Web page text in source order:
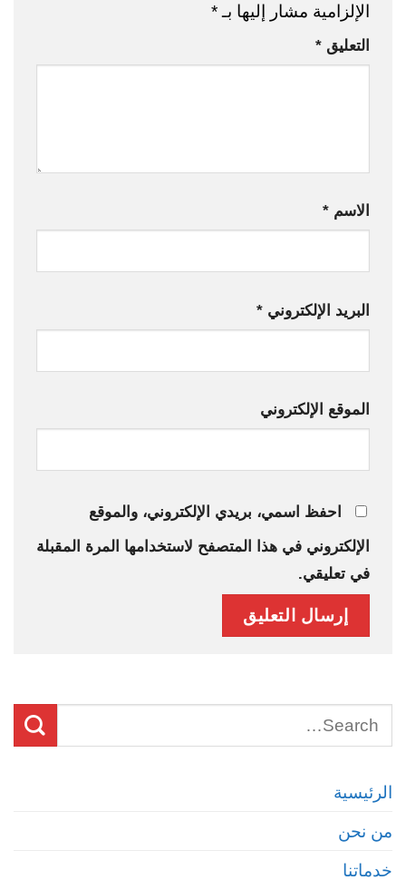
الرئيسية
من نحن
خدماتنا
الإلزامية مشار إليها بـ*
التعليق *
الاسم *
البريد الإلكتروني *
الموقع الإلكتروني
احفظ اسمي، بريدي الإلكتروني، والموقع
الإلكتروني في هذا المتصفح لاستخدامها المرة المقبلة
في تعليقي.